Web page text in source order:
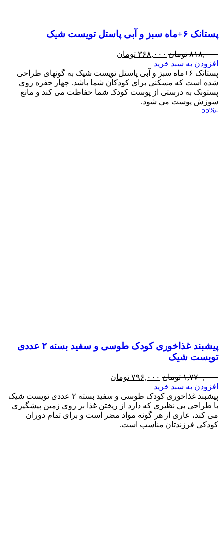
پستانک ۶+ماه سبز و آبی پاستل تویست شیک
۸۱۸,۰۰۰ تومان ۳۶۸,۰۰۰ تومان
افزودن به سبد خرید
پستانک ۶+ماه سبز و آبی پاستل تویست شیک به گونه‎ای طراحی
شده است که مسکنی برای کودکان شما باشد. چهار حفره روی
پستونک به درستی از پوست کودک شما حفاظت می کند و مانع
سوزش پوست می شود.
-55%
پیشبند غذاخوری کودک طوسی و سفید بسته ۲ عددی
تویست شیک
۱,۷۷۰,۰۰۰ تومان ۷۹۶,۰۰۰ تومان
افزودن به سبد خرید
پیشبند غذاخوری کودک طوسی و سفید بسته ۲ عددی تویست شیک
با طراحی بی نظیری که دارد از ریختن غذا بر روی زمین پیشگیری
می کند، عاری از هر گونه مواد مضر است و برای تمام دوران
کودکی فرزندتان مناسب است.